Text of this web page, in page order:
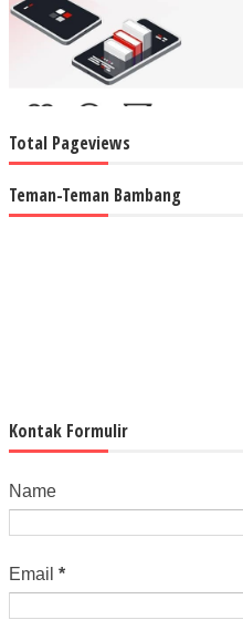
Total Pageviews
Teman-Teman Bambang
Kontak Formulir
Name
Email *